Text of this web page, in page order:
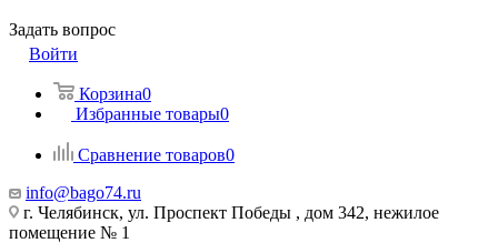
Задать вопрос
Войти
Корзина0
Избранные товары0
Сравнение товаров0
info@bago74.ru
г. Челябинск, ул. Проспект Победы , дом 342, нежилое
помещение № 1